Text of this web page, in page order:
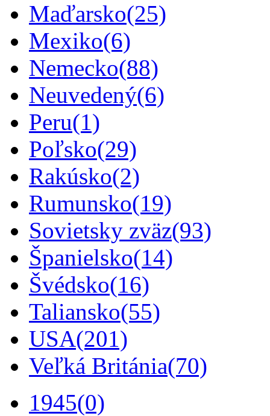
Maďarsko(25)
Mexiko(6)
Nemecko(88)
Neuvedený(6)
Peru(1)
Poľsko(29)
Rakúsko(2)
Rumunsko(19)
Sovietsky zväz(93)
Španielsko(14)
Švédsko(16)
Taliansko(55)
USA(201)
Veľká Británia(70)
1945(0)